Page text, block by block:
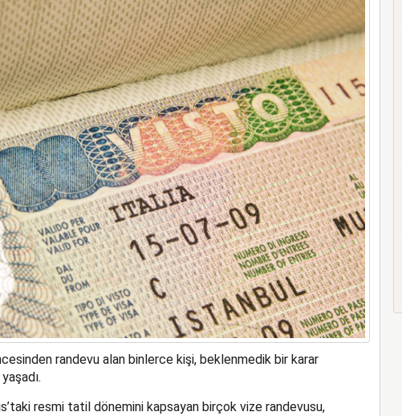
randevu alan binlerce kişi, beklenmedik bir karar
resmi tatil dönemini kapsayan birçok vize randevusu,